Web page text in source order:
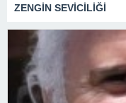
ZENGİN SEVİCİLİĞİ